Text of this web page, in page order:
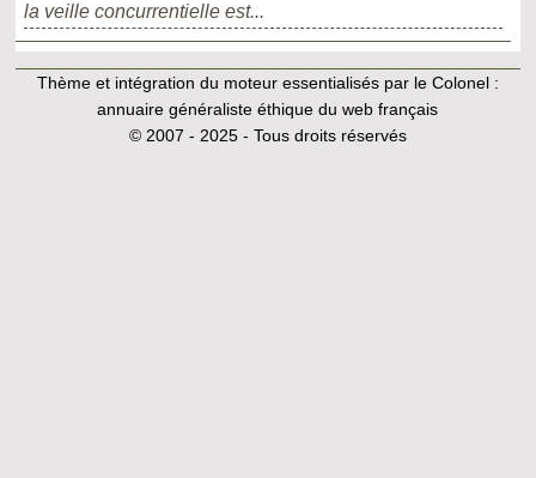
la veille concurrentielle est...
Thème et intégration du moteur essentialisés par le Colonel :
annuaire généraliste éthique du web français
© 2007 - 2025 - Tous droits réservés